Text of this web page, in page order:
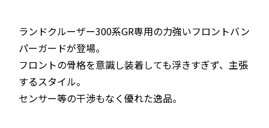
ランドクルーザー300系GR専用の力強いフロントバン
パーガードが登場。
フロントの骨格を意識し装着しても浮きすぎず、主張
するスタイル。
センサー等の干渉もなく優れた逸品。